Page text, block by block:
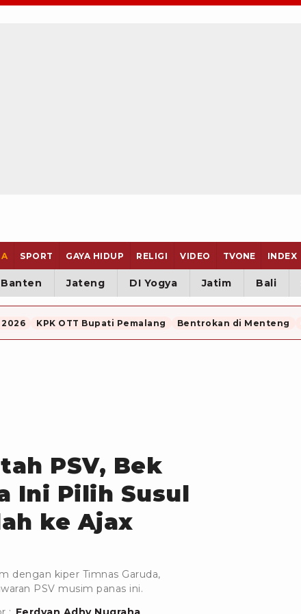
SPORT GAYA HIDUP RELIGI VIDEO TVONE INDEX
Banten Jateng DI Yogya Jatim Bali
2026 KPK OTT Bupati Pemalang Bentrokan di Menteng
PSV, Bek
Ini Pilih Susul
ke Ajax
dengan kiper Timnas Garuda,
PSV musim panas ini.